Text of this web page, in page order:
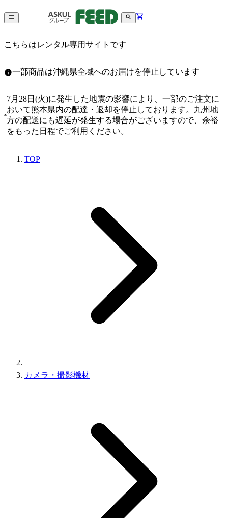
こちらはレンタル専用サイトです
一部商品は沖縄県全域へのお届けを停止しています
7月28日(火)に発生した地震の影響により、一部のご注文に
おいて熊本県内の配達・返却を停止しております。九州地
方の配送にも遅延が発生する場合がございますので、余裕
をもった日程でご利用ください。
TOP
カメラ・撮影機材